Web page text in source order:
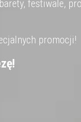
festiwale,
promocji!